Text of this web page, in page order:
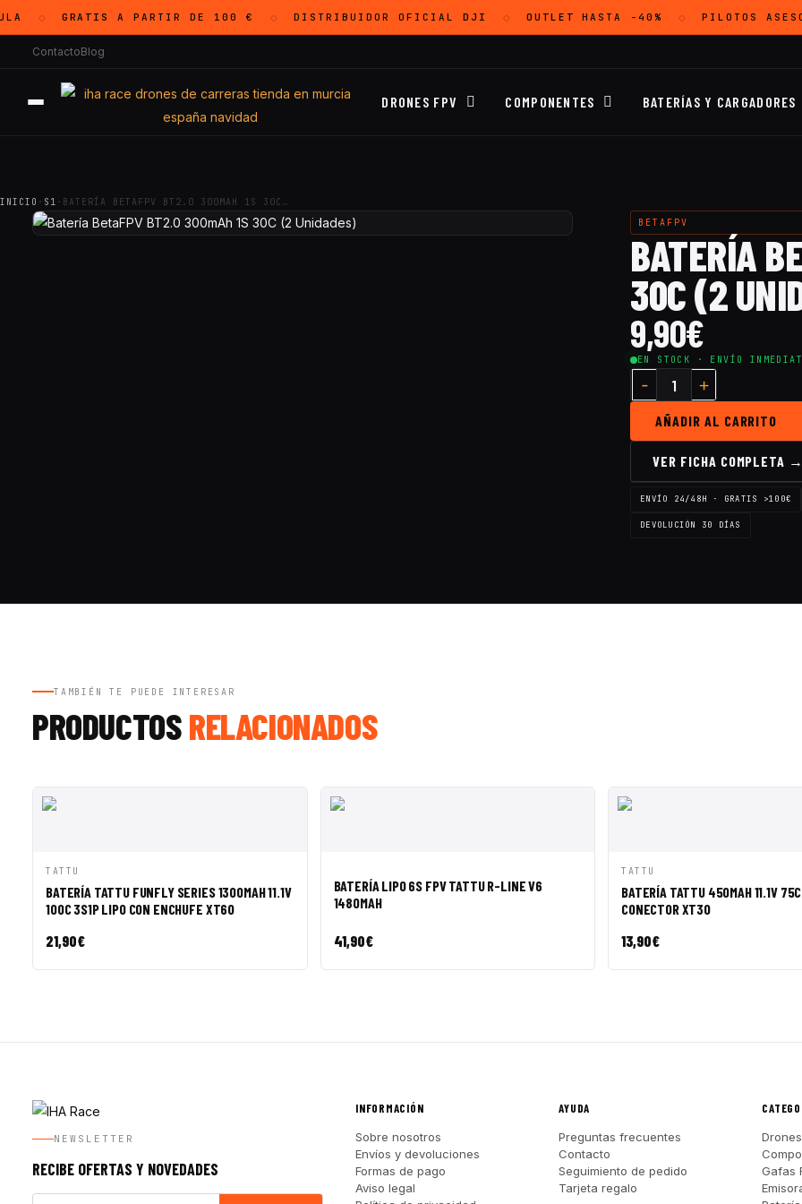
GRATIS A PARTIR DE 100 € DISTRIBUIDOR OFICIAL DJI OUTLET HASTA -40% PILOTOS
ContactoBlog
DRONES FPV COMPONENTES BATERÍAS Y CARGADORES
INICIO · S1 · BATERÍA BETAFPV BT2.0 300MAH 1S 30C…
BETAFPV
BATERÍA
30C (2
9,90€
EN STOCK · ENVÍO
AÑADIR AL CARRITO
VER FICHA COMPLETA →
ENVÍO 24/48H · GRATIS >100€
DEVOLUCIÓN 30 DÍAS
TAMBIÉN TE PUEDE INTERESAR
PRODUCTOSRELACIONADOS
VISTA RÁPIDA
TATTU
BATERÍA TATTU FUNFLY SERIES 1300MAH 11.1V
100C 3S1P LIPO CON ENCHUFE XT60
21,90€
BATERÍA LIPO 6S FPV TATTU R-LINE V6
1480MAH
41,90€
VISTA RÁPIDA
TATTU
BATERÍA TATTU 450MAH 11.1V
CONECTOR XT30
13,90€
NEWSLETTER
RECIBE OFERTAS Y NOVEDADES
INFORMACIÓN
Sobre nosotros
Envíos y devoluciones
Formas de pago
Aviso legal
AYUDA
Preguntas frecuentes
Contacto
Seguimiento de pedido
Tarjeta regalo
Gafas